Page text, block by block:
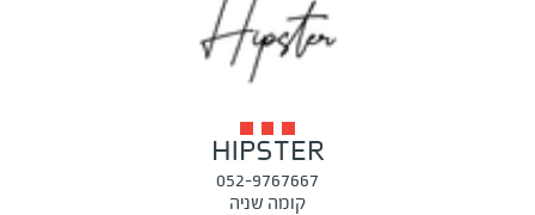
HIPSTER
052-9767667
קומה שניה